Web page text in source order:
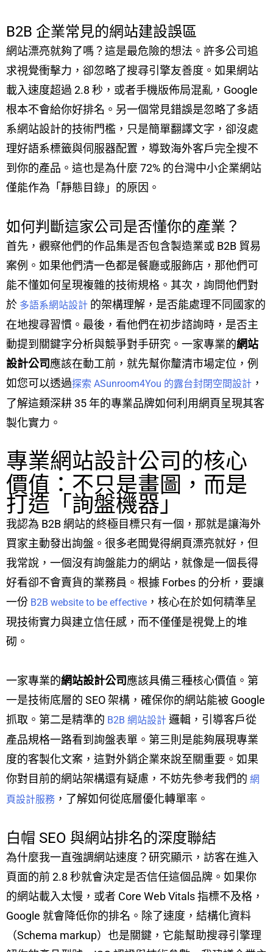
B2B 企業常見的網站建設誤區
網站漂亮就夠了嗎？這是最危險的想法。許多公司追
求視覺衝擊力，卻忽略了搜尋引擎友善度。如果網站
載入速度超過 2.8 秒，或者手機版佈局混亂，Google
根本不會給你好排名。另一個常見錯誤是忽略了多語
系網站設計的技術門檻，只是簡單翻譯文字，卻沒處
理好語系標籤與伺服器配置，導致海外客戶完全搜不
到你的產品。這也是為什麼 72% 的台灣中小企業網站
僅能作為「靜態目錄」的原因。
如何判斷這家公司是否懂你的產業？
首先，觀察他們的作品集是否包含製造業或 B2B 貿易
案例。如果他們清一色都是餐廳或服飾店，那他們可
能不懂如何呈現複雜的技術規格。其次，詢問他們對
於 多語系網站設計 的架構理解，是否能處理不同國家的
在地搜尋習慣。最後，看他們在初步諮詢時，是否主
動提到關鍵字分析與競爭對手研究。一家專業的網站
設計公司應該在動工前，就先幫你釐清市場定位，例
如您可以透過探索 ASunroom4You 的露台封閉空間設計 ，
了解這類深耕 35 年的專業品牌如何利用網頁呈現其客
製化實力。
專業網站設計公司的核心
價值：不只是畫圖，而是
打造「詢盤機器」
我認為 B2B 網站的終極目標只有一個，那就是讓海外
買家主動發出詢盤。很多老闆覺得網頁漂亮就好，但
我常說，一個沒有詢盤能力的網站，就像是一個長得
好看卻不會賣貨的業務員。根據 Forbes 的分析，要讓
一份 B2B website to be effective ，核心在於如何精準呈
現技術實力與建立信任感，而不僅僅是視覺上的堆
砌。
一家專業的網站設計公司應該具備三種核心價值。第
一是技術底層的 SEO 架構，確保你的網站能被 Google
抓取。第二是精準的 B2B 網站設計 邏輯，引導客戶從
產品規格一路看到詢盤表單。第三則是能夠展現專業
度的客製化文案，這對外銷企業來說至關重要。如果
你對目前的網站架構還有疑慮，不妨先參考我們的 網
頁設計服務 ，了解如何從底層優化轉單率。
白帽 SEO 與網站排名的深度聯結
為什麼我一直強調網站速度？研究顯示，訪客在進入
頁面的前 2.8 秒就會決定是否信任這個品牌。如果你
的網站載入太慢，或者 Core Web Vitals 指標不及格，
Google 就會降低你的排名。除了速度，結構化資料
（Schema markup）也是關鍵，它能幫助搜尋引擎理